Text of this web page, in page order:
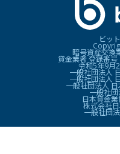
ビッ
暗号資産交換
貸金業者 登録番
令和5年9月
一般社団法人
一般社団法人
一般社団法人
一般社団
日本貸金
株式会社
一般社団